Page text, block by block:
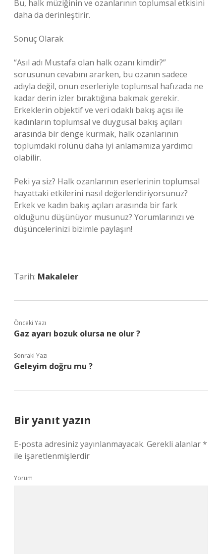
Bu, halk müziğinin ve ozanlarının toplumsal etkisini
daha da derinleştirir.
Sonuç Olarak
“Asıl adı Mustafa olan halk ozanı kimdir?”
sorusunun cevabını ararken, bu ozanın sadece
adıyla değil, onun eserleriyle toplumsal hafızada ne
kadar derin izler bıraktığına bakmak gerekir.
Erkeklerin objektif ve veri odaklı bakış açısı ile
kadınların toplumsal ve duygusal bakış açıları
arasında bir denge kurmak, halk ozanlarının
toplumdaki rolünü daha iyi anlamamıza yardımcı
olabilir.
Peki ya siz? Halk ozanlarının eserlerinin toplumsal
hayattaki etkilerini nasıl değerlendiriyorsunuz?
Erkek ve kadın bakış açıları arasında bir fark
olduğunu düşünüyor musunuz? Yorumlarınızı ve
düşüncelerinizi bizimle paylaşın!
Tarih: Makaleler
Önceki Yazı
Gaz ayarı bozuk olursa ne olur ?
Sonraki Yazı
Geleyim doğru mu ?
Bir yanıt yazın
E-posta adresiniz yayınlanmayacak. Gerekli alanlar*
ile işaretlenmişlerdir
Yorum